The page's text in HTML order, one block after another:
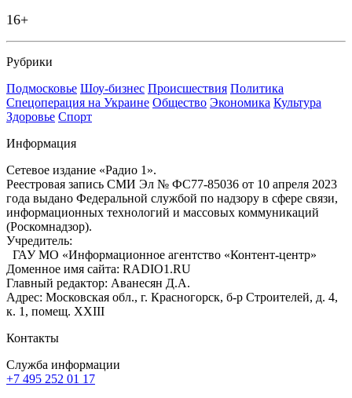
16+
Рубрики
Подмосковье Шоу-бизнес Происшествия Политика
Спецоперация на Украине Общество Экономика Культура
Здоровье Спорт
Информация
Сетевое издание «Радио 1».
Реестровая запись СМИ Эл № ФС77-85036 от 10 апреля 2023
года выдано Федеральной службой по надзору в сфере связи,
информационных технологий и массовых коммуникаций
(Роскомнадзор).
Учредитель:
ГАУ МО «Информационное агентство «Контент-центр»
Доменное имя сайта: RADIO1.RU
Главный редактор: Аванесян Д.А.
Адрес: Московская обл., г. Красногорск, б-р Строителей, д. 4,
к. 1, помещ. XXIII
Контакты
Служба информации
+7 495 252 01 17